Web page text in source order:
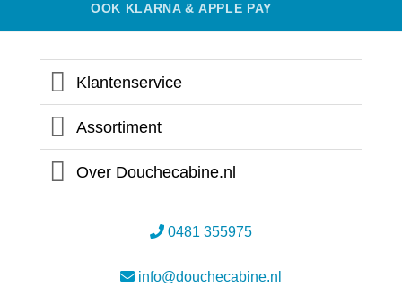
OOK KLARNA & APPLE PAY
Klantenservice
Assortiment
Over Douchecabine.nl
0481 355975
info@douchecabine.nl